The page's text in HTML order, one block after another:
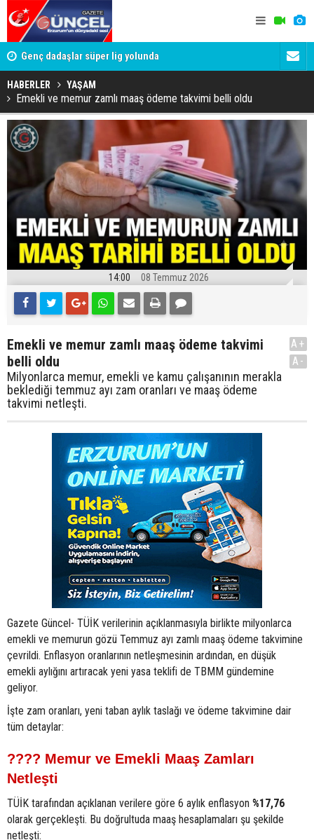
Genç dadaşlar süper lig yolunda 'Bot
HABERLER YAŞAM
Emekli ve memur zamlı maaş ödeme takvimi belli oldu
14:00 08 Temmuz 2026
Emekli ve memur zamlı maaş ödeme takvimi
belli oldu
Milyonlarca memur, emekli ve kamu çalışanının merakla
beklediği temmuz ayı zam oranları ve maaş ödeme
takvimi netleşti.
A+
A-
Gazete Güncel- TÜİK verilerinin açıklanmasıyla birlikte milyonlarca
emekli ve memurun gözü Temmuz ayı zamlı maaş ödeme takvimine
çevrildi. Enflasyon oranlarının netleşmesinin ardından, en düşük
emekli aylığını artıracak yeni yasa teklifi de TBMM gündemine
geliyor.
İşte zam oranları, yeni taban aylık taslağı ve ödeme takvimine dair
tüm detaylar:
???? Memur ve Emekli Maaş Zamları
Netleşti
TÜİK tarafından açıklanan verilere göre 6 aylık enflasyon %17,76
olarak gerçekleşti. Bu doğrultuda maaş hesaplamaları şu şekilde
netleşti: